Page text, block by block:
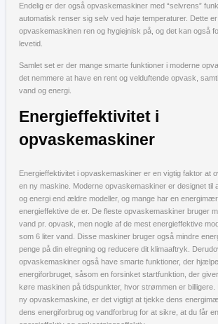
Endelig er der også opvaskemaskiner med “selvrens”
automatisk renser sig selv ved høje temperaturer. Dette
opvaskemaskinen ren og hygiejnisk på, og det kan også
levetid.
Samlet set er der mange smarte funktioner i moderne
det nemmere at have en rent og velduftende opvask,
vand og energi.
Energieffektivitet i
opvaskemaskiner
Energieffektivitet i opvaskemaskiner er en vigtig faktor at
en ny maskine. Moderne opvaskemaskiner er designet til
og energi end ældre modeller, og mange har en
energieffektive de er. De fleste opvaskemaskiner bruger
vand pr. opvask, men nogle af de mest energieffektive
som 6 liter vand. Disse maskiner bruger også mindre
penge på din elregning og reducere dit klimaaftryk.
opvaskemaskiner også have smarte funktioner, der
energiforbruget, såsom en forsinket startfunktion, der
køre maskinen på tidspunkter, hvor strømmen er
ny opvaskemaskine, er det vigtigt at tjekke dens
dens energiforbrug og vandforbrug for at sikre, at du får